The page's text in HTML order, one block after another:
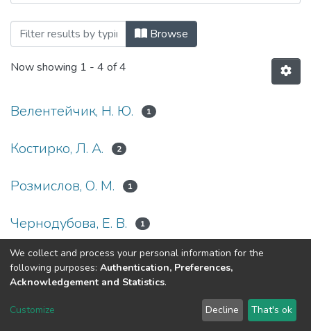
Browsing Монографії (КФіБС) by
Browse
Now showing 1 - 4 of 4
Велентейчик, Н. Ю. 1
Костирко, Л. А. 2
Розмислов, О. М. 1
Чернодубова, Е. В. 1
Dspace & Volodymyr Dahl East Ukrainian National University
LYRASIS
Send Feedback
We collect and process your personal information for the
following purposes: Authentication, Preferences,
Acknowledgement and Statistics.
Customize Decline That's ok